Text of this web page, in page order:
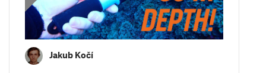
Jakub Kočí